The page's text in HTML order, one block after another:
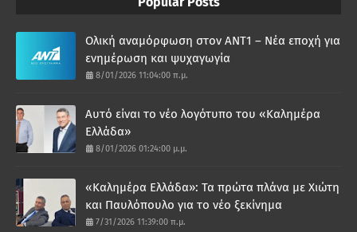
Ολική αναμόρφωση στον ΑΝΤ1 – Νέα εποχή για
ενημέρωση και ψυχαγωγία
8/01/2026 11:04:00 π.μ.
Αυτό είναι το νέο λογότυπο του «Καλημέρα
Ελλάδα»
8/01/2026 01:24:00 μ.μ.
«Καλημέρα Ελλάδα»: Τα πρώτα πλάνα με Χιώτη
και Παυλόπουλο για το νέο ξεκίνημα
7/31/2026 11:39:00 π.μ.